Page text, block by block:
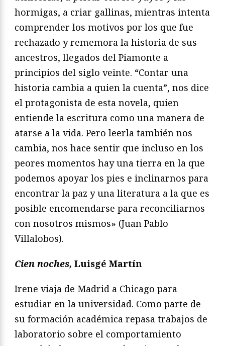
hormigas, a criar gallinas, mientras intenta
comprender los motivos por los que fue
rechazado y rememora la historia de sus
ancestros, llegados del Piamonte a
principios del siglo veinte. “Contar una
historia cambia a quien la cuenta”, nos dice
el protagonista de esta novela, quien
entiende la escritura como una manera de
atarse a la vida. Pero leerla también nos
cambia, nos hace sentir que incluso en los
peores momentos hay una tierra en la que
podemos apoyar los pies e inclinarnos para
encontrar la paz y una literatura a la que es
posible encomendarse para reconciliarnos
con nosotros mismos» (Juan Pablo
Villalobos).
Cien noches, Luisgé Martín
Irene viaja de Madrid a Chicago para
estudiar en la universidad. Como parte de
su formación académica repasa trabajos de
laboratorio sobre el comportamiento